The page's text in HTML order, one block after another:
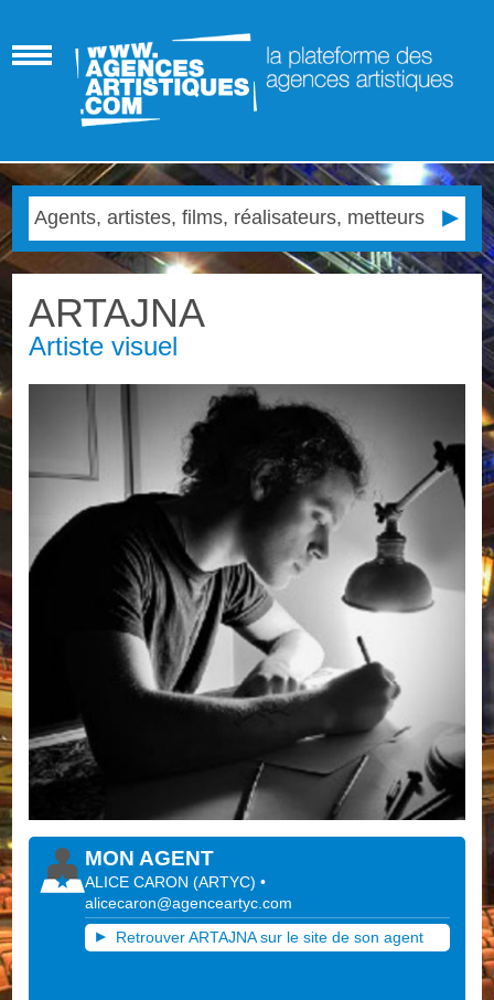
ARTAJNA
Artiste visuel
MON AGENT
ALICE CARON (ARTYC)•
alicecaron@agenceartyc.com
Retrouver ARTAJNA sur le site de son agent